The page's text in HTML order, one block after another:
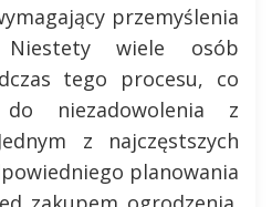
przemyślenia
wiele osób
tego procesu, co
niezadowolenia z
z najczęstszych
planowania